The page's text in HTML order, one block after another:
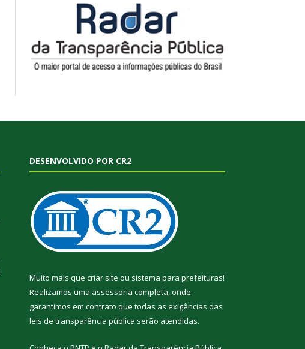
DESENVOLVIDO POR CR2
Muito mais que criar site ou sistema para prefeituras!
Realizamos uma assessoria completa, onde
garantimos em contrato que todas as exigências das
leis de transparência pública serão atendidas.